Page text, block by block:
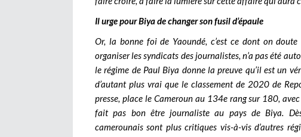
Il urge pour Biya de changer son fusil d’épaule
Or, la bonne foi de Yaoundé, c’est ce dont on
organiser les syndicats des journalistes, n’a pas été
le régime de Paul Biya donne la preuve qu’il est un
d’autant plus vrai que le classement de 2020 de
presse, place le Cameroun au 134e rang sur 180,
fait pas bon être journaliste au pays de Biya.
camerounais sont plus critiques vis-à-vis d’autres